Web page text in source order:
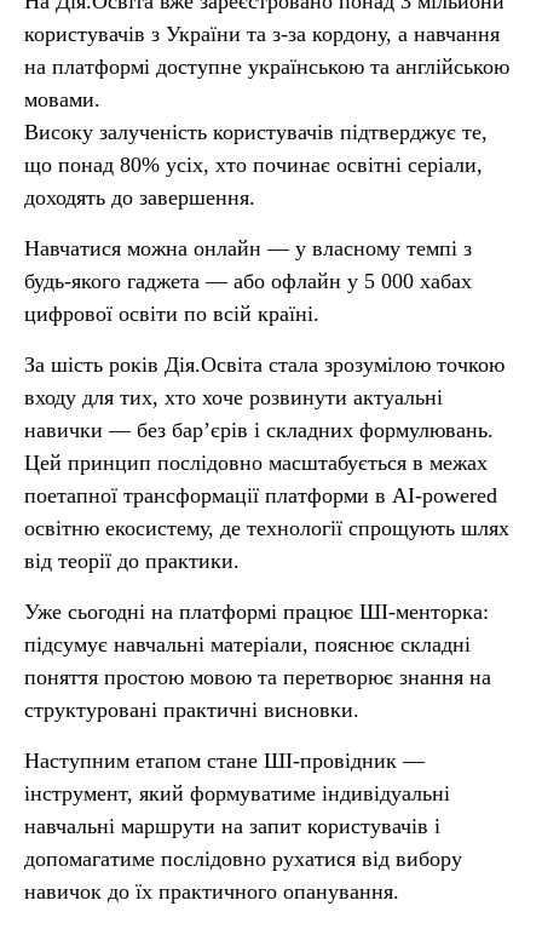
користувачів з України та з-за кордону, а навчання
на платформі доступне українською та англійською
мовами.
Високу залученість користувачів підтверджує те,
що понад 80% усіх, хто починає освітні серіали,
доходять до завершення.
Навчатися можна онлайн — у власному темпі з
будь-якого гаджета — або офлайн у 5 000 хабах
цифрової освіти по всій країні.
За шість років Дія.Освіта стала зрозумілою точкою
входу для тих, хто хоче розвинути актуальні
навички — без бар’єрів і складних формулювань.
Цей принцип послідовно масштабується в межах
поетапної трансформації платформи в AI-powered
освітню екосистему, де технології спрощують шлях
від теорії до практики.
Уже сьогодні на платформі працює ШІ-менторка:
підсумує навчальні матеріали, пояснює складні
поняття простою мовою та перетворює знання на
структуровані практичні висновки.
Наступним етапом стане ШІ-провідник —
інструмент, який формуватиме індивідуальні
навчальні маршрути на запит користувачів і
допомагатиме послідовно рухатися від вибору
навичок до їх практичного опанування.